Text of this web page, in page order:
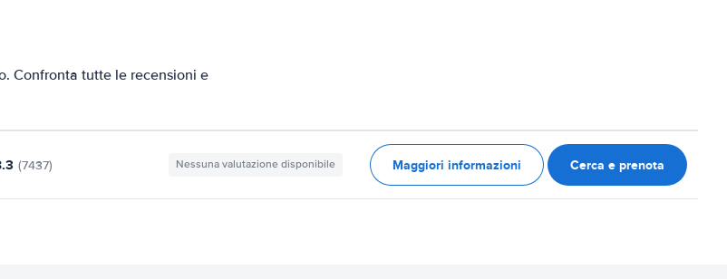
Confronta tutte le recensioni e
(7437) Nessuna valutazione disponibile Maggiori informazioni Cerca e prenota